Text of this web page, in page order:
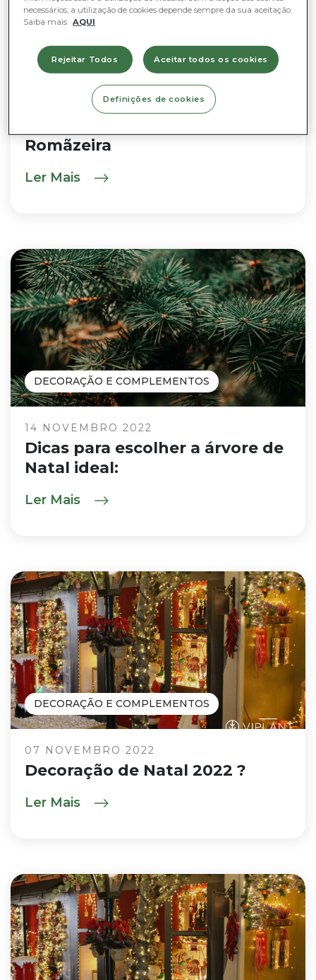
Romãzeira
Ler Mais
DECORAÇÃO E COMPLEMENTOS
14 NOVEMBRO 2022
Dicas para escolher a árvore de
Natal ideal:
Ler Mais
DECORAÇÃO E COMPLEMENTOS
07 NOVEMBRO 2022
Decoração de Natal 2022 ?
Ler Mais
necessários, a utilização de cookies depende sempre da sua aceitação.
Saiba mais AQUI
Rejeitar Todos Aceitar todos os cookies
Definições de cookies